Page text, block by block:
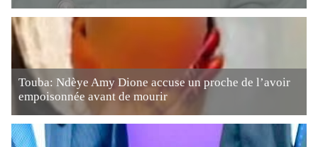
Touba: Ndèye Amy Dione accuse un proche de l’avoir
empoisonnée avant de mourir